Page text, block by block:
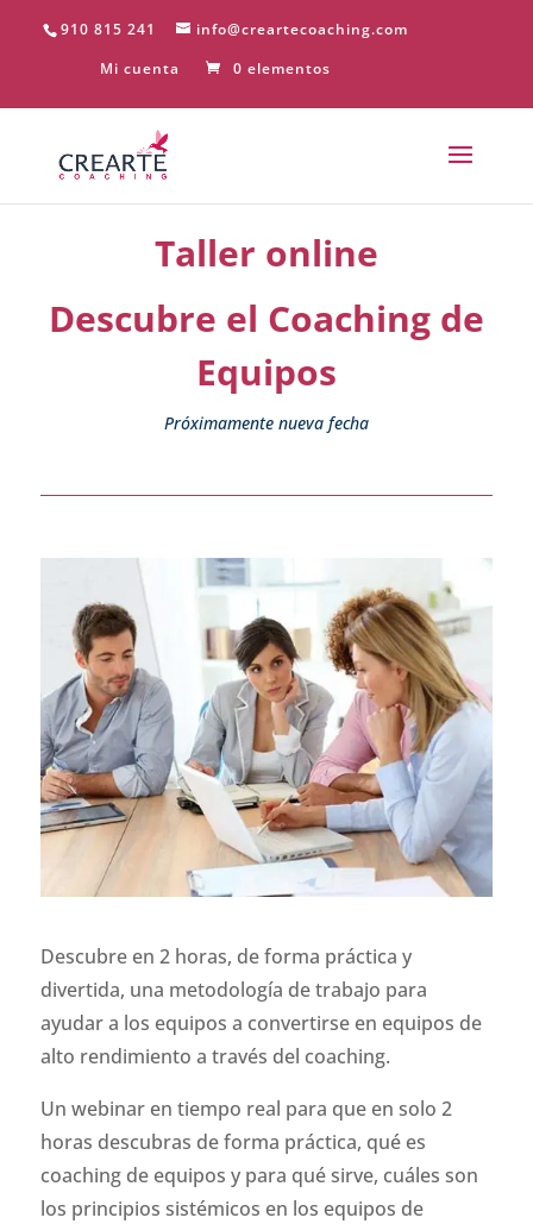
910 815 241
info@creartecoaching.com
Mi cuenta
0 elementos
Taller online
Descubre el Coaching de
Equipos
Próximamente nueva fecha
Descubre en 2 horas, de forma práctica y
divertida, una metodología de trabajo para
ayudar a los equipos a convertirse en equipos de
alto rendimiento a través del coaching.
Un webinar en tiempo real para que en solo 2
horas descubras de forma práctica, qué es
coaching de equipos y para qué sirve, cuáles son
los principios sistémicos en los equipos de